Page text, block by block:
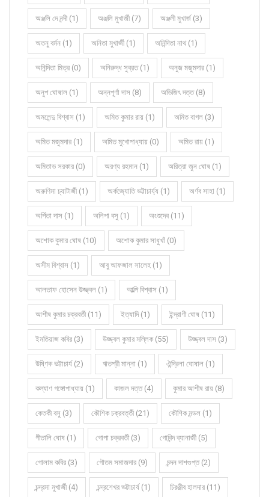
অঞ্জলি দে নন্দী (1) অঞ্জলি মুখার্জী (7) অঞ্জলী মুখার্জ (3)
অতনু বর্মন (1) অনিতা মুখার্জী (1) অনিন্দিতা নাথ (1)
অনিন্দিতা মিত্র (0) অনিরুদ্ধ সুব্রত (1) অনুজ মজুমদার (1)
অনুপ ঘোষাল (1) অন্নপূর্ণা দাস (8) অভিজিৎ দত্ত (8)
অমলেন্দু বিশ্বাস (1) অমিত কুমার রায় (1) অমিত বাগল (3)
অমিত মজুমদার (1) অমিত মুখোপাধ্যায় (0) অমিত রায় (1)
অমিতাভ সরকার (0) অরণ্য রহমান (1) অরিত্রা জুন ঘোষ (1)
অরুণিমা চ্যাটার্জী (1) অর্কজ্যোতি ভট্টাচার্য্য (1) অর্ণব সাহা (1)
অর্পিতা দাস (1) অলিপা বসু (1) অংশুদেব (11)
অশোক কুমার ঘোষ (10) অশোক কুমার সাধুখাঁ (0)
অসীম বিশ্বাস (1) আবু আফজাল সালেহ (1)
আলতাফ হোসেন উজ্জ্বল (1) আল্পি বিশ্বাস (1)
আশীষ কুমার চক্রবর্তী (11) ইত্যাদি (1) ইন্দ্রাণী ঘোষ (11)
ইমতিয়াজ কবির (3) উজ্জ্বল কুমার মল্লিক (55) উজ্জ্বল দাস (3)
উষ্ণিক ভট্টাচার্য (2) ঋতশ্রী মান্না (1) ঐন্দ্রিলা ঘোষাল (1)
কল্যাণ গঙ্গোপাধ্যায় (1) কাজল দত্ত (4) কুমার আশীষ রায় (8)
কেতকী বসু (3) কৌশিক চক্রবর্ত্তী (21) কৌশিক মন্ডল (1)
গীতালি ঘোষ (1) গোপা চক্রবর্তী (3) গোবিন্দ ব্যানার্জী (5)
গোলাম কবির (3) গৌতম সমাজদার (9) চন্দন দাশগুপ্ত (2)
চন্দ্রমা মুখার্জী (4) চন্দ্রশেখর ভট্টাচার্য (1) চিরঞ্জীব হালদার (11)